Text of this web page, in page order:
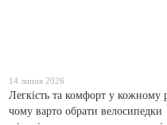
14 липня 2026
Легкість та комфорт у кожному
чому варто обрати велосипедки